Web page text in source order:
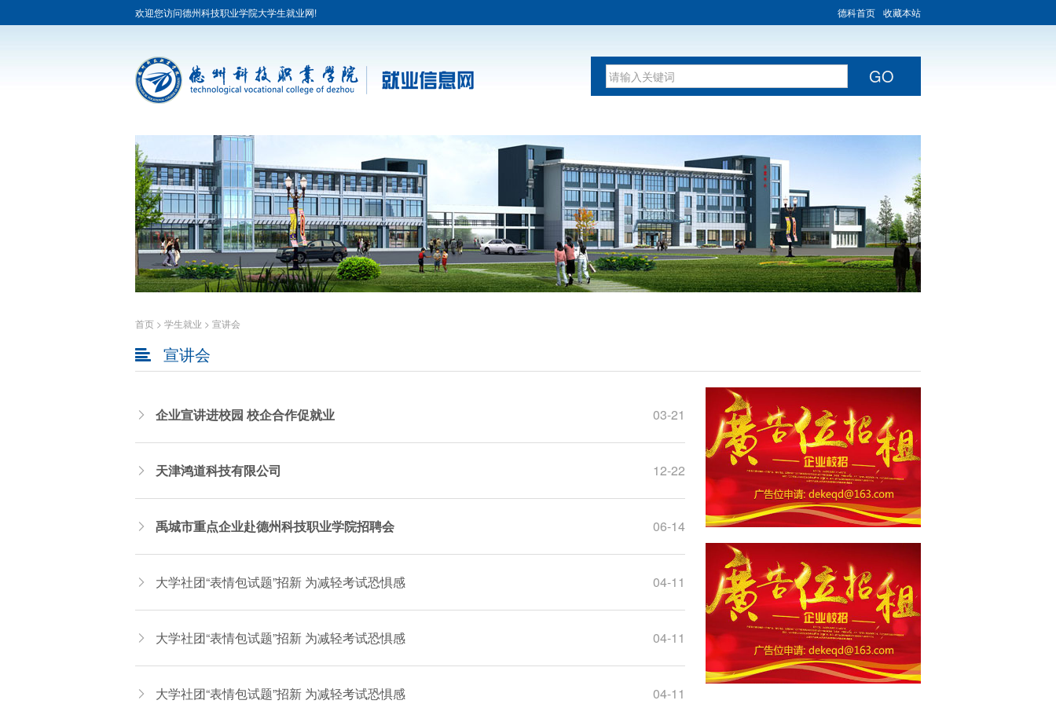
欢迎您访问德州科技职业学院大学生就业网! 收藏本站
德科首页
首页 > 学生就业 > 宣讲会
 宣讲会
 企业宣讲进校园 校企合作促就业 03-21
 天津鸿道科技有限公司 12-22
 禹城市重点企业赴德州科技职业学院招聘会 06-14
 大学社团“表情包试题”招新 为减轻考试恐惧感 04-11
 大学社团“表情包试题”招新 为减轻考试恐惧感 04-11
 大学社团“表情包试题”招新 为减轻考试恐惧感 04-11